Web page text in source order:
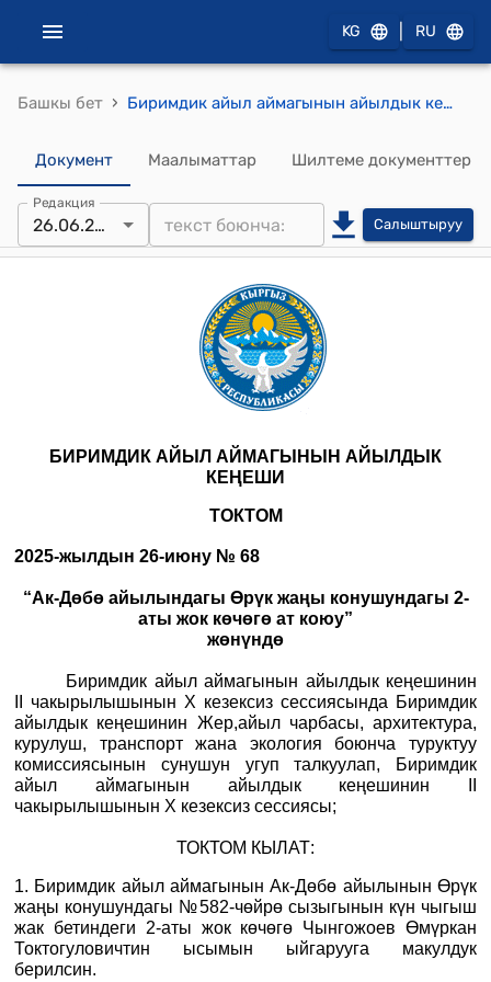
KG RU
Башкы бет › Биримдик айыл аймагынын айылдык кеңешинин 2025-жылдын 26-июнундагы № 68 “Ак-Дөбө айылындагы Өрүк жаңы конушундагы 2-аты жок көчөгө ат коюу” жөнүндө" токтому
Документ Маалыматтар Шилтеме документтер
Редакция
26.06.2025 Салыштыруу